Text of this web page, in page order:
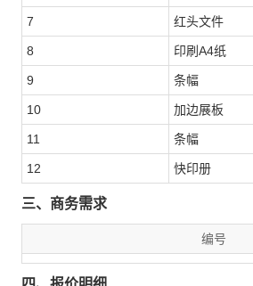
7 红头文件
8 印刷A4纸
9 条幅
10 加边展板
11 条幅
12 快印册
三、商务需求
编号